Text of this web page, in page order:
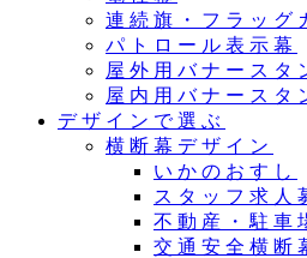
連続旗・フラッグ
パトロール表示幕
屋外用バナースタ
屋内用バナースタ
デザインで選ぶ
横断幕デザイン
いかのおすし
スタッフ求人
不動産・駐車
交通安全横断